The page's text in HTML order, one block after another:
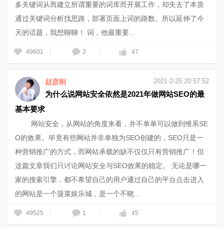
多关键词从而建立所谓重要的词库而开展工作，却失去了本质
通过关键词分析找思路，部署页面上词的路数。所以延伸了今
天的话题，我想聊聊！ 词，他最重要...
49601 2 47
赵彦刚 2021-2-25 20:57:52
为什么说网站安全依然是2021年做网站SEO的最
基本要求
网站安全，从网站的角度来看，并不单单可以做到维系SE
O的效果。毕竟有些网站并非单独为SEO创建的，SEO只是一
种营销推广的方式，而网站承载的缺不仅仅只有营销推广！但
这篇文章我们只讨论网站安全与SEO效果的稳定。 无论是哪一
家的搜索引擎，都不希望自己的用户通过自己的平台点击进入
的网站是一个菠菜娱乐城，是一个不晓...
49525 1 45